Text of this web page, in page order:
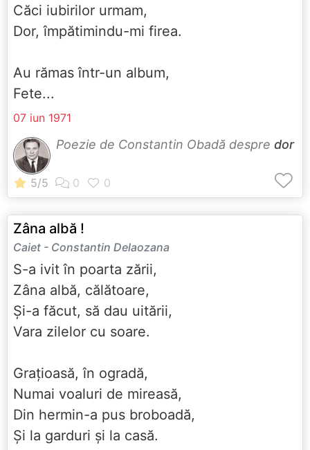
Căci iubirilor urmam,
Dor, împătimindu-mi firea.
Au rămas într-un album,
Fete...
07 iun 1971
Poezie de Constantin Obadă despre dor
Zâna albă !
Caiet - Constantin Delaozana
S-a ivit în poarta zării,
Zâna albă, călătoare,
Și-a făcut, să dau uitării,
Vara zilelor cu soare.
Grațioasă, în ogradă,
Numai voaluri de mireasă,
Din hermin-a pus broboadă,
Și la garduri și la casă.